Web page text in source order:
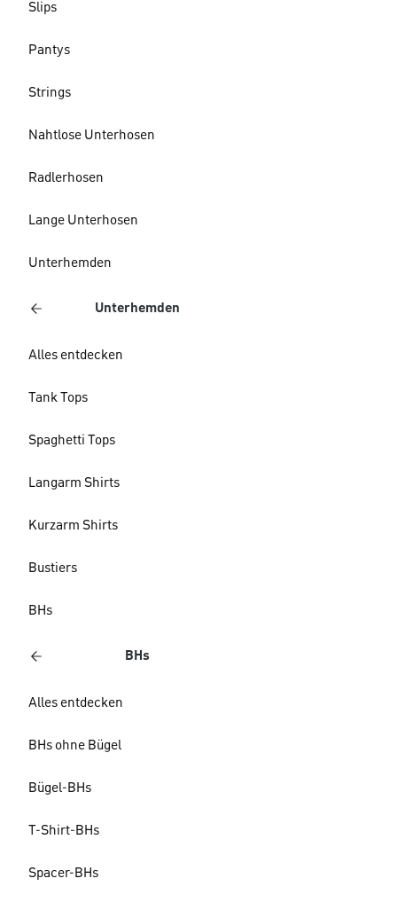
Slips
Pantys
Strings
Nahtlose Unterhosen
Radlerhosen
Lange Unterhosen
Unterhemden
Unterhemden
Alles entdecken
Tank Tops
Spaghetti Tops
Langarm Shirts
Kurzarm Shirts
Bustiers
BHs
BHs
Alles entdecken
BHs ohne Bügel
Bügel-BHs
T-Shirt-BHs
Spacer-BHs